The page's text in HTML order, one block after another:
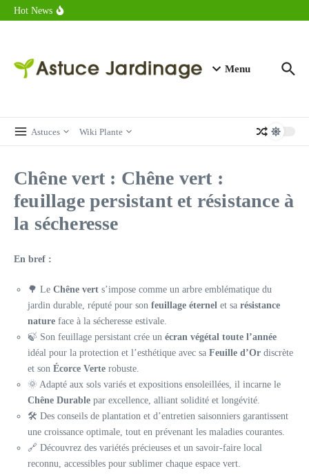
Aller au contenu
Hot News
Combien de calories dans un croque monsieur en 2025 ?
Menu
Astuces Wiki Plante
Chêne vert : Chêne vert :
feuillage persistant et résistance à
la sécheresse
En bref :
🌳 Le Chêne vert s’impose comme un arbre emblématique du
jardin durable, réputé pour son feuillage éternel et sa résistance
nature face à la sécheresse estivale.
🍃 Son feuillage persistant crée un écran végétal toute l’année
idéal pour la protection et l’esthétique avec sa Feuille d’Or discrète
et son Écorce Verte robuste.
🌞 Adapté aux sols variés et expositions ensoleillées, il incarne le
Chêne Durable par excellence, alliant solidité et longévité.
🛠 Des conseils de plantation et d’entretien saisonniers garantissent
une croissance optimale, tout en prévenant les maladies courantes.
🔗 Découvrez des variétés précieuses et un savoir-faire local
reconnu, accessibles pour sublimer chaque espace vert.